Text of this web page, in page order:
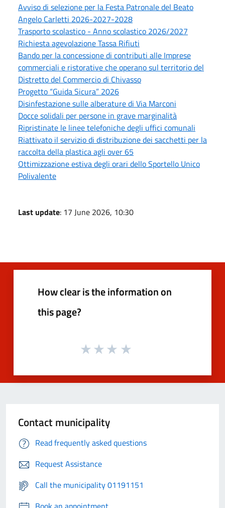
Avviso di selezione per la Festa Patronale del Beato
Angelo Carletti 2026-2027-2028
Trasporto scolastico - Anno scolastico 2026/2027
Richiesta agevolazione Tassa Rifiuti
Bando per la concessione di contributi alle Imprese
commerciali e ristorative che operano sul territorio del
Distretto del Commercio di Chivasso
Progetto “Guida Sicura” 2026
Disinfestazione sulle alberature di Via Marconi
Docce solidali per persone in grave marginalità
Ripristinate le linee telefoniche degli uffici comunali
Riattivato il servizio di distribuzione dei sacchetti per la
raccolta della plastica agli over 65
Ottimizzazione estiva degli orari dello Sportello Unico
Polivalente
Last update: 17 June 2026, 10:30
How clear is the information on
this page?
Contact municipality
Read frequently asked questions
Request Assistance
Call the municipality 01191151